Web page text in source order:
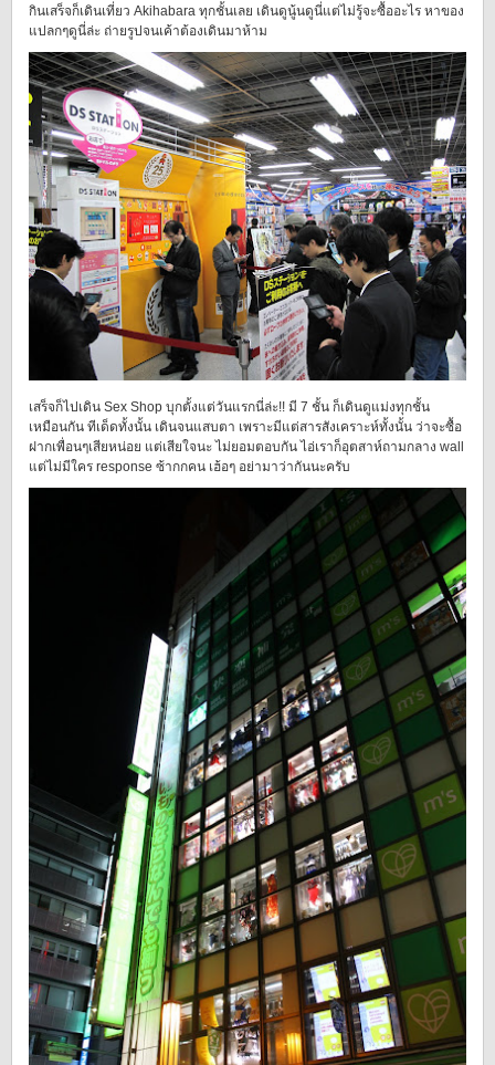
กินเสร็จก็เดินเที่ยว Akihabara ทุกชั้นเลย เดินดูนู้นดูนี่แต่ไม่รู้จะซื้ออะไร หาของ
แปลกๆดูนี่ล่ะ ถ่ายรูปจนเค้าต้องเดินมาห้าม
เสร็จก็ไปเดิน Sex Shop บุกตั้งแต่วันแรกนี่ล่ะ!! มี 7 ชั้น ก็เดินดูแม่งทุกชั้น
เหมือนกัน ทีเด็ดทั้งนั้น เดินจนแสบตา เพราะมีแต่สารสังเคราะห์ทั้งนั้น ว่าจะซื้อ
ฝากเพื่อนๆเสียหน่อย แต่เสียใจนะ ไม่ยอมตอบกัน ไอ่เราก็อุตสาห์ถามกลาง wall
แต่ไม่มีใคร response ซ้ากกคน เฮ้อๆ อย่ามาว่ากันนะครับ